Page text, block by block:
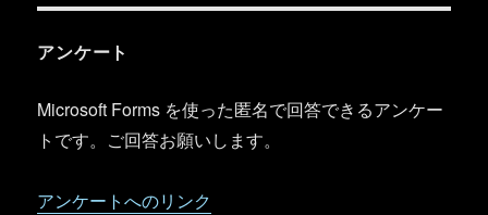
アンケート
Microsoft Forms を使った匿名で回答できるアンケー
トです。ご回答お願いします。
アンケートへのリンク